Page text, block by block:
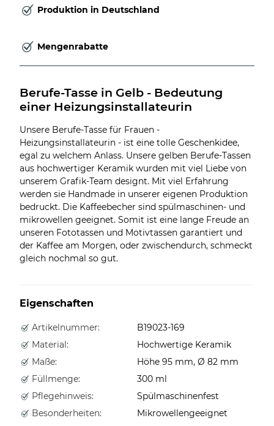
Produktion in Deutschland
Mengenrabatte
Berufe-Tasse in Gelb - Bedeutung
einer Heizungsinstallateurin
Unsere Berufe-Tasse für Frauen -
Heizungsinstallateurin - ist eine tolle Geschenkidee,
egal zu welchem Anlass. Unsere gelben Berufe-Tassen
aus hochwertiger Keramik wurden mit viel Liebe von
unserem Grafik-Team designt. Mit viel Erfahrung
werden sie Handmade in unserer eigenen Produktion
bedruckt. Die Kaffeebecher sind spülmaschinen- und
mikrowellen geeignet. Somit ist eine lange Freude an
unseren Fototassen und Motivtassen garantiert und
der Kaffee am Morgen, oder zwischendurch, schmeckt
gleich nochmal so gut.
Eigenschaften
Artikelnummer:
B19023-169
Material:
Hochwertige Keramik
Maße:
Höhe 95 mm, Ø 82 mm
Füllmenge:
300 ml
Pflegehinweis:
Spülmaschinenfest
Besonderheiten:
Mikrowellengeeignet